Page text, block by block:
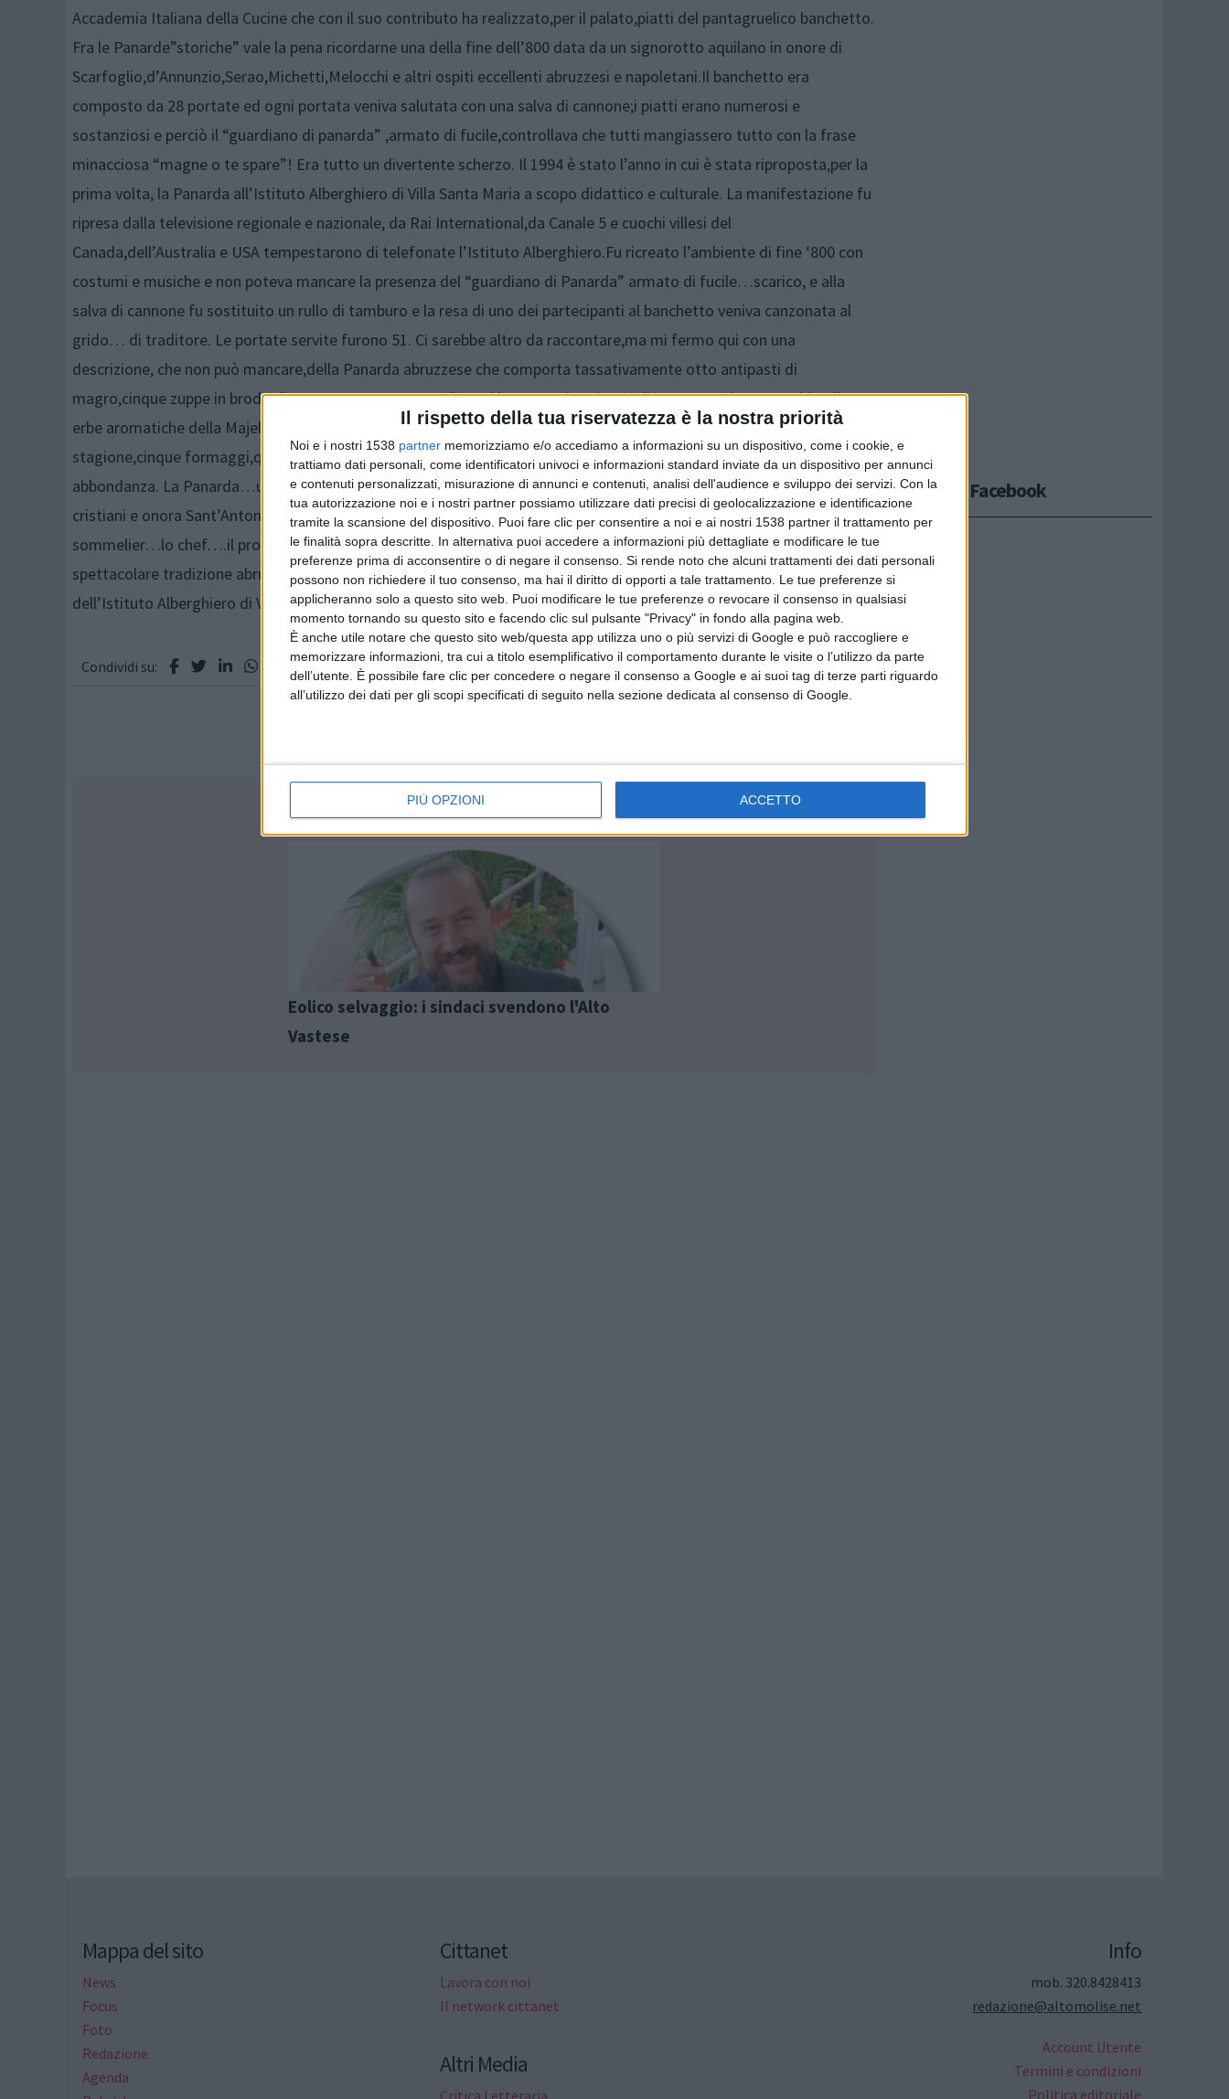
Il rispetto della tua riservatezza è la nostra priorità
Noi e i nostri 1538 partner memorizziamo e/o accediamo a informazioni su un dispositivo, come i cookie, e
trattiamo dati personali, come identificatori univoci e informazioni standard inviate da un dispositivo per annunci
e contenuti personalizzati, misurazione di annunci e contenuti, analisi dell'audience e sviluppo dei servizi. Con la
tua autorizzazione noi e i nostri partner possiamo utilizzare dati precisi di geolocalizzazione e identificazione
tramite la scansione del dispositivo. Puoi fare clic per consentire a noi e ai nostri 1538 partner il trattamento per
le finalità sopra descritte. In alternativa puoi accedere a informazioni più dettagliate e modificare le tue
preferenze prima di acconsentire o di negare il consenso. Si rende noto che alcuni trattamenti dei dati personali
possono non richiedere il tuo consenso, ma hai il diritto di opporti a tale trattamento. Le tue preferenze si
applicheranno solo a questo sito web. Puoi modificare le tue preferenze o revocare il consenso in qualsiasi
momento tornando su questo sito e facendo clic sul pulsante "Privacy" in fondo alla pagina web.
È anche utile notare che questo sito web/questa app utilizza uno o più servizi di Google e può raccogliere e
memorizzare informazioni, tra cui a titolo esemplificativo il comportamento durante le visite o l’utilizzo da parte
dell’utente. È possibile fare clic per concedere o negare il consenso a Google e ai suoi tag di terze parti riguardo
all’utilizzo dei dati per gli scopi specificati di seguito nella sezione dedicata al consenso di Google.
PIÙ OPZIONI ACCETTO
Accademia Italiana della Cucine che con il suo contributo ha realizzato,per il palato,piatti del pantagruelico banchetto.
Fra le Panarde”storiche” vale la pena ricordarne una della fine dell’800 data da un signorotto aquilano in onore di
Scarfoglio,d’Annunzio,Serao,Michetti,Melocchi e altri ospiti eccellenti abruzzesi e napoletani.Il banchetto era
composto da 28 portate ed ogni portata veniva salutata con una salva di cannone;i piatti erano numerosi e
sostanziosi e perciò il “guardiano di panarda” ,armato di fucile,controllava che tutti mangiassero tutto con la frase
minacciosa “magne o te spare”! Era tutto un divertente scherzo. Il 1994 è stato l’anno in cui è stata riproposta,per la
prima volta, la Panarda all’Istituto Alberghiero di Villa Santa Maria a scopo didattico e culturale. La manifestazione fu
ripresa dalla televisione regionale e nazionale, da Rai International,da Canale 5 e cuochi villesi del
Canada,dell’Australia e USA tempestarono di telefonate l’Istituto Alberghiero.Fu ricreato l’ambiente di fine ‘800 con
costumi e musiche e non poteva mancare la presenza del “guardiano di Panarda” armato di fucile…scarico, e alla
salva di cannone fu sostituito un rullo di tamburo e la resa di uno dei partecipanti al banchetto veniva canzonata al
grido… di traditore. Le portate servite furono 51. Ci sarebbe altro da raccontare,ma mi fermo qui con una
descrizione, che non può mancare,della Panarda abruzzese che comporta tassativamente otto antipasti di
magro,cinque zuppe in brodo di carne,quattro portate di carni lessate,sei antipasti di grasso,un decotto caldo alle
erbe aromatiche della Majella,quattro minestre asciutte,otto portate di carne arrosto,cinque verdure di
stagione,cinque formaggi,quattro dolci della Val di Sangro,e per finire spaghettini aglio,olio novello e diavolicchio in
abbondanza. La Panarda…un’esaltazione del cibo in sé che celebra la fatica dell’uomo,glorifica valori anche non
cristiani e onora Sant’Antonio Abate,patrono degli animali da cortile. Ringrazio di cuore il Kaos..il folletto gourmet…il
sommelier…lo chef….il prof…. Carlo Miscischia per avermi fatto conoscere la fonte da cui ho tratto questa
spettacolare tradizione abruzzese e indirettamente il Prof.Antonio Stanziani autore del libro nonché chef e docente
dell’Istituto Alberghiero di Villa SantaMaria e autore di numerose pubblicazioni storico-gastronomiche.
Condividi su:
Articolo successivo
Eolico selvaggio: i sindaci svendono l'Alto
Vastese
Seguici su Facebook
Mappa del sito
News
Focus
Foto
Redazione
Agenda
Cittanet
Lavora con noi
Il network cittanet
Altri Media
Critica Letteraria
Info
mob. 320.8428413
redazione@altomolise.net
Account Utente
Termini e condizioni
Politica editoriale